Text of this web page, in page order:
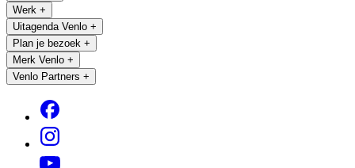
Werk +
Uitagenda Venlo +
Plan je bezoek +
Merk Venlo +
Venlo Partners +